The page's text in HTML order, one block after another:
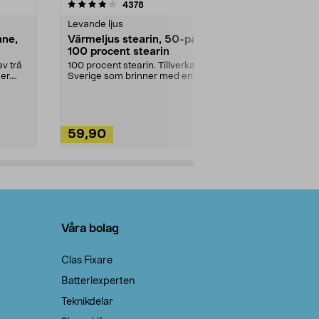
trä
4378recensioner
Levande ljus
Värmeljus stearin, 50-pack,
100 procent stearin
100 procent stearin. Tillverkade i
Sverige som brinner med en
59,90
4.5av 5 stjärnor
Våra bolag
Clas Fixare
Batteriexperten
Teknikdelar